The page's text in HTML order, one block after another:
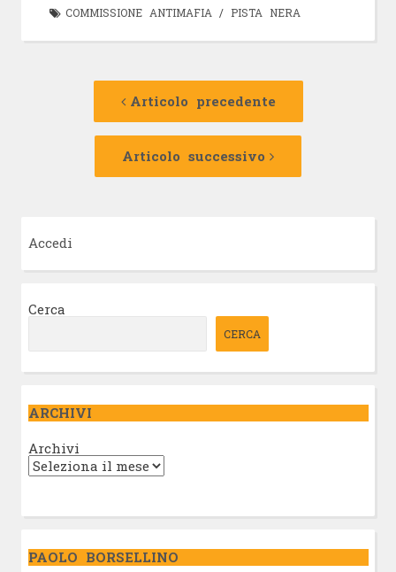
COMMISSIONE ANTIMAFIA / PISTA NERA
Navigazione
Articolo precedente
Articolo
Articolo successivo
Articolo
Accedi
Cerca
CERCA
ARCHIVI
Archivi
PAOLO BORSELLINO